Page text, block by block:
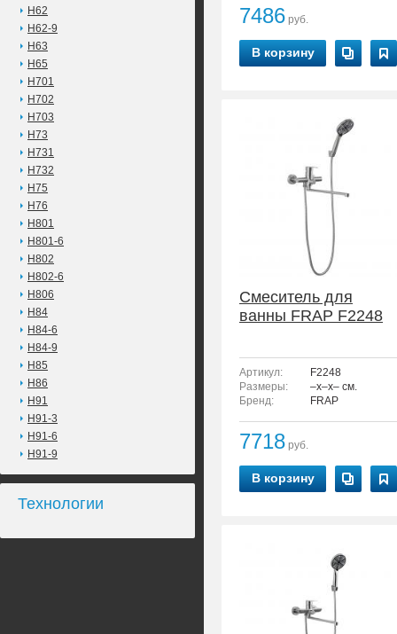
H62
H62-9
H63
H65
H701
H702
H703
H73
H731
H732
H75
H76
H801
H801-6
H802
H802-6
H806
H84
H84-6
H84-9
H85
H86
H91
H91-3
H91-6
H91-9
Технологии
7486 руб.
В корзину
Смеситель для
ванны FRAP F2248
Артикул:
F2248
Размеры:
–x–x– см.
Бренд:
FRAP
7718 руб.
В корзину